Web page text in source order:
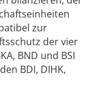
zur
der vier
BND und BSI
BDI, DIHK,